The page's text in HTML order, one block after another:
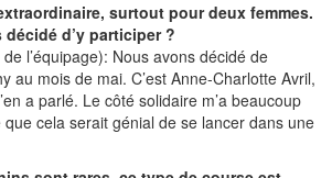
surtout pour deux femmes.
d’y participer ?
l’équipage): Nous avons décidé de
au mois de mai. C’est Anne-Charlotte Avril,
a parlé. Le côté solidaire m’a beaucoup
que cela serait génial de se lancer dans une